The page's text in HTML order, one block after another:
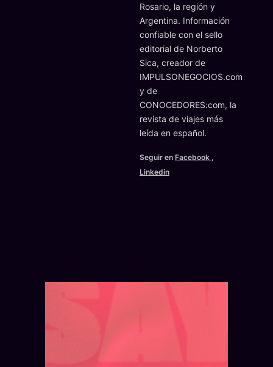
Rosario, la región y
Argentina. Información
confiable con el sello
editorial de Norberto
Sica, creador de
IMPULSONEGOCIOS.com
y de
CONOCEDORES:com, la
revista de viajes más
leída en español.
Seguir en Facebook ,
Linkedin